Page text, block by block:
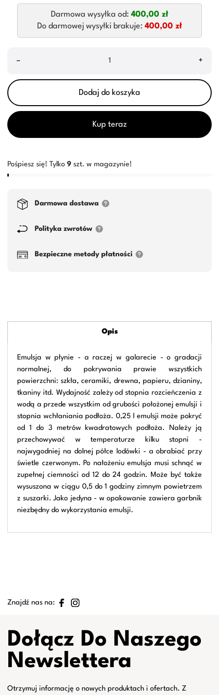
Darmowa wysyłka od: 400,00 zł
Do darmowej wysyłki brakuje: 400,00 zł
– +
Dodaj do koszyka
Kup teraz
Pośpiesz się! Tylko 9 szt. w magazynie!
Darmowa dostawa
Polityka zwrotów
Bezpieczne metody płatności
Opis
Emulsja w płynie - a raczej w galarecie - o gradacji
normalnej, do pokrywania prawie wszystkich
powierzchni: szkła, ceramiki, drewna, papieru, dzianiny,
tkaniny itd. Wydajność zależy od stopnia rozcieńczenia z
wodą a przede wszystkim od grubości położonej emulsji i
stopnia wchłaniania podłoża. 0,25 l emulsji może pokryć
od 1 do 3 metrów kwadratowych podłoża. Należy ją
przechowywać w temperaturze kilku stopni -
najwygodniej na dolnej półce lodówki - a obrabiać przy
świetle czerwonym. Po nałożeniu emulsja musi schnąć w
zupełnej ciemności od 12 do 24 godzin. Może być także
wysuszona w ciągu 0,5 do 1 godziny zimnym powietrzem
z suszarki. Jako jedyna - w opakowanie zawiera garbnik
niezbędny do wykorzystania emulsji.
Znajdź nas na:
Dołącz Do Naszego
Newslettera
Otrzymuj informację o nowych produktach i ofertach. Z